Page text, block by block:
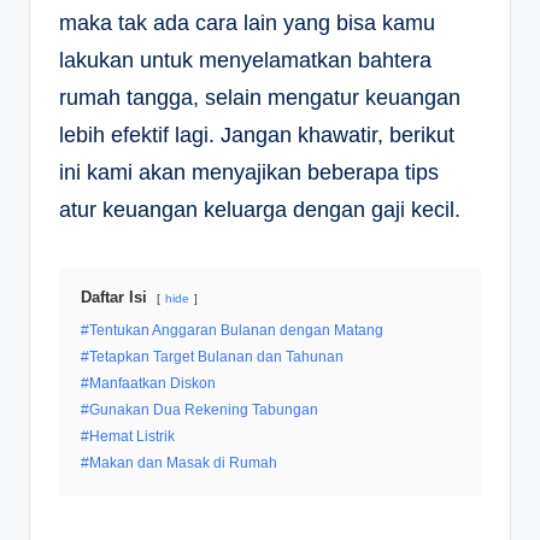
maka tak ada cara lain yang bisa kamu
lakukan untuk menyelamatkan bahtera
rumah tangga, selain mengatur keuangan
lebih efektif lagi. Jangan khawatir, berikut
ini kami akan menyajikan beberapa tips
atur keuangan keluarga dengan gaji kecil.
Daftar Isi hide
#Tentukan Anggaran Bulanan dengan Matang
#Tetapkan Target Bulanan dan Tahunan
#Manfaatkan Diskon
#Gunakan Dua Rekening Tabungan
#Hemat Listrik
#Makan dan Masak di Rumah